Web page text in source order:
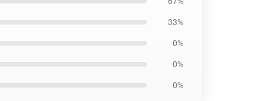
33%
0%
0%
0%